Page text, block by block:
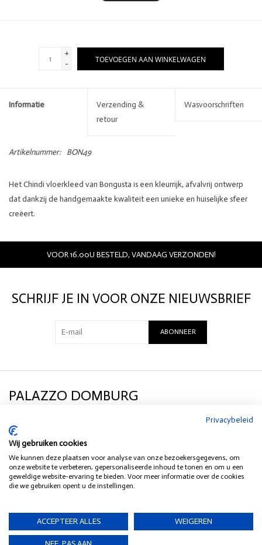
+
-
TOEVOEGEN AAN WINKELWAGEN
Informatie
Verzending &
retour
Wasvoorschriften
Artikelnummer: BON49
Het Chindi vloerkleed van Bongusta is een kleurrijk, afvalvrij ontwerp
dat dankzij de handgemaakte kwaliteit een unieke en huiselijke sfeer
creëert.
Het Chindi vloerkleed heeft een zachte, gestructureerde uitstraling en
kwastjes. Maat: 60x90.
accentueert moeiteloos elke kamer met zijn prachtige kleuren en
Specificaties
60x90
Overgebleven stof, voornamelijk katoen
Handgemaakt geweven
VOOR 16.00U BESTELD, VANDAAG VERZONDEN!
SCHRIJF JE IN VOOR ONZE NIEUWSBRIEF
ABONNEER
PALAZZO DOMBURG
KLANTENSERVICE
SOCIAL MEDIA
Privacybeleid
Wij gebruiken cookies
We kunnen deze plaatsen voor analyse van onze bezoekersgegevens, om
onze website te verbeteren, gepersonaliseerde inhoud te tonen en om u een
geweldige website-ervaring te bieden. Voor meer informatie over de cookies
die we gebruiken opent u de instellingen.
ACCEPTEER ALLES WEIGEREN